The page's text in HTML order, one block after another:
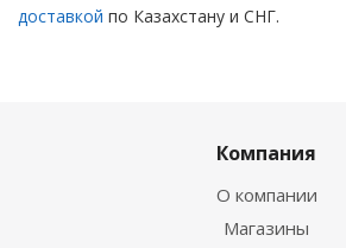
доставкой по Казахстану и СНГ.
Компания
О компании
Магазины